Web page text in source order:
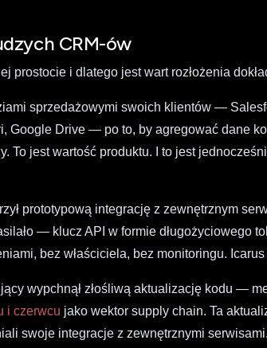
CRM-ów
prostocie i dlatego jest wart rozłożenia
sprzedażowymi swoich klientów —
Google Drive — po to, by agregować dane
To jest wartość produktu. I to jest
prototypową integrację z zewnętrznym
— klucz API w formie długożyciowego
bez właściciela, bez monitoringu. Icarus
wypchnął złośliwą aktualizację kodu —
i czerwcu jako wektor supply chain. Ta
swoje integracje z zewnętrznymi